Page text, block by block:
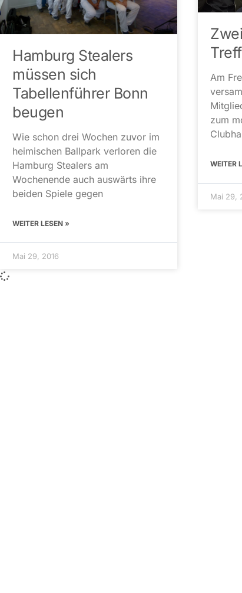
Hamburg Stealers
müssen sich
Tabellenführer Bonn
beugen
Wie schon drei Wochen zuvor im
heimischen Ballpark verloren die
Hamburg Stealers am
Wochenende auch auswärts ihre
beiden Spiele gegen
WEITER LESEN »
Mai 29, 2016
Am
zum
WEITER
Mai 29,